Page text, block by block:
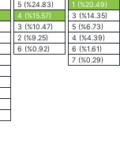
5 (%24.83)
4 (%15.57)
3 (%10.47)
2 (%9.25)
6 (%0.92)
1 (%20.49)
3 (%14.35)
5 (%6.73)
4 (%4.39)
6 (%1.61)
7 (%0.29)